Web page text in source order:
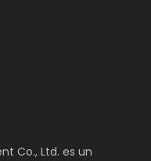
Co., Ltd. es un